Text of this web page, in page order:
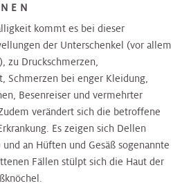
kommt es bei dieser
der Unterschenkel (vor allem
zu Druckschmerzen,
Schmerzen bei enger Kleidung,
Besenreiser und vermehrter
verändert sich die betroffene
Es zeigen sich Dellen
an Hüften und Gesäß sogenannte
Fällen stülpt sich die Haut der